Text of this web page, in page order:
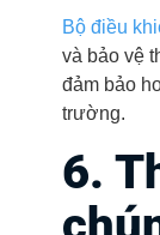
Bộ điều
và bảo vệ
đảm bảo
trường.
6.